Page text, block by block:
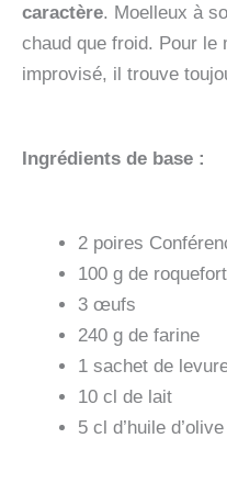
caractère. Moelleux à
chaud que froid. Pour le
improvisé, il trouve
Ingrédients de base :
2 poires
100 g de roquefort
3 œufs
240 g de farine
1 sachet de
10 cl de lait
5 cl d’huile d’olive